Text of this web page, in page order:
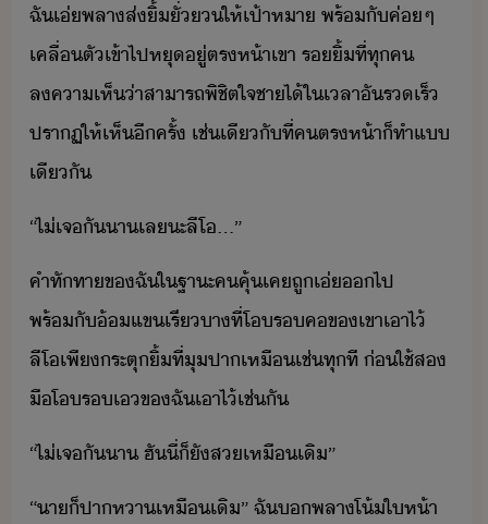
ฉั​เ่​พลา​ส่​ิ้​ั่​ให้​เป้าหา​ ​พร้ั​ค่ๆ​ ​
เคลื่ตั​เข้าไป​หุ​ู่​ตรห้า​เขา​ ​ริ้​ที่​ทุค​
ลคาเห็​่า​สาารถ​พิชิต​ใจ​ชา​ไ้​ใ​เลา​ั​รเร็​
ปราฏ​ให้​เห็​ีครั้​ ​เช่เีั​ที่​คตร​ห้า​็​ทำ​แ​
เีั
“​ไ่​เจั​า​เล​ะ​ลีโ​...​”
คำทัทา​ข​ฉั​ใ​ฐาะ​คคุ้เค​ถู​เ่​​ไป​
พร้ั​้แข​เรี​าที​่​โร​ค​ข​เขา​เาไ้​ ​
ลีโ​เพี​ระตุ​ิ้​ที่​ุ​ปา​เหืเช่​ทุที​ ​่​ใช้​ส​
ื​โร​เ​ข​ฉั​เาไ้​เช่ั
“​ไ่​เจั​า​ ​ฮั​ี่​็​ั​ส​เหืเิ​”
“​า​็​ปาหา​เหืเิ​”​ ​ฉั​​พลา​โ้​ให้า​